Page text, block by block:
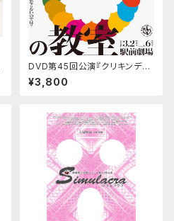
DVD第45回公演『クリキンディ
の教室』
¥3,800